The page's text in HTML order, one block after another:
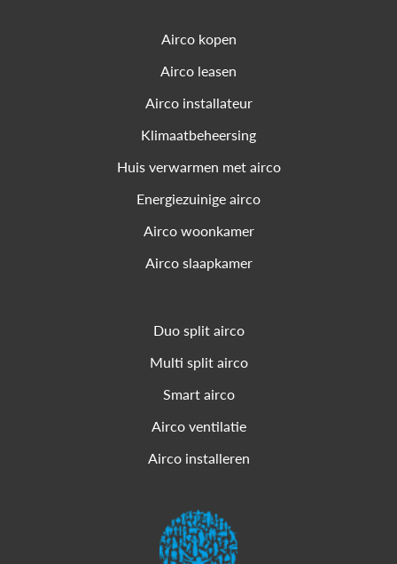
Airco kopen
Airco leasen
Airco installateur
Klimaatbeheersing
Huis verwarmen met airco
Energiezuinige airco
Airco woonkamer
Airco slaapkamer
Duo split airco
Multi split airco
Smart airco
Airco ventilatie
Airco installeren